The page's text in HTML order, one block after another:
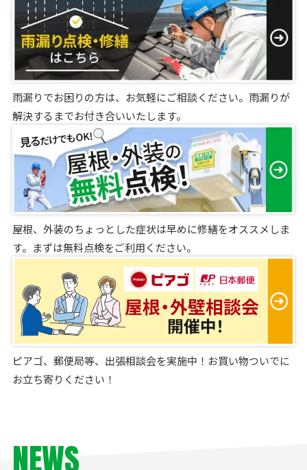
雨漏りでお困りの方は、お気軽にご相談ください。雨漏りが
解決するまでお付き合いいたします。
屋根、外装のちょっとした症状は早めに修繕をオススメしま
す。まずは無料点検をご利用ください。
ピアゴ、郵便局等、出張相談会を実施中！お買い物ついでに
お立ち寄りください！
NEWS